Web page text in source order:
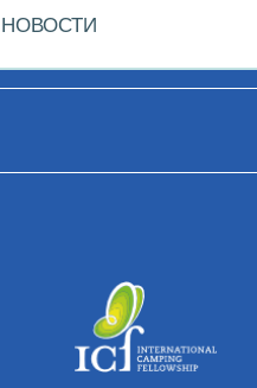
НОВОСТИ